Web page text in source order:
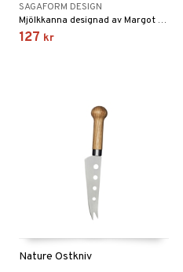
SAGAFORM DESIGN
Mjölkkanna designad av Margot Barolo i samarbete med Sagaform.
127 kr
Nature Ostkniv